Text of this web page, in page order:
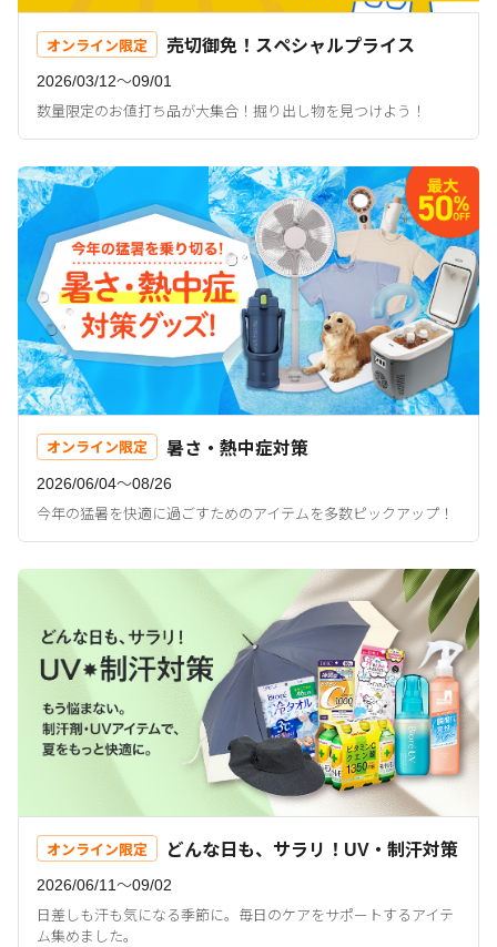
オンライン限定 売切御免！スペシャルプライス
2026/03/12〜09/01
数量限定のお値打ち品が大集合！掘り出し物を見つけよう！
オンライン限定 暑さ・熱中症対策
2026/06/04〜08/26
今年の猛暑を快適に過ごすためのアイテムを多数ピックアップ！
オンライン限定 どんな日も、サラリ！UV・制汗対策
2026/06/11〜09/02
日差しも汗も気になる季節に。毎日のケアをサポートするアイテ
ム集めました。